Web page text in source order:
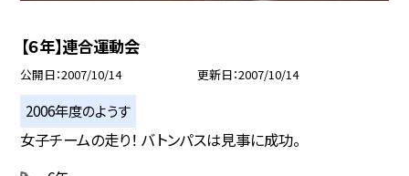
【６年】連合運動会
公開日 2007/10/14 更新日 2007/10/14
2006年度のようす
女子チームの走り！ バトンパスは見事に成功。